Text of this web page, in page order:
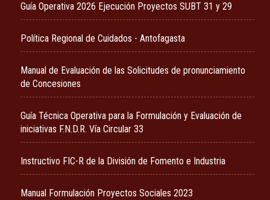
Guía Operativa 2026 Ejecución Proyectos SUBT 31 y 29
Política Regional de Cuidados - Antofagasta
Manual de Evaluación de las Solicitudes de pronunciamiento
de Concesiones
Guía Técnica Operativa para la Formulación y Evaluación de
iniciativas F.N.D.R. Vía Circular 33
Instructivo FIC-R de la División de Fomento e Industria
Manual Formulación Proyectos Sociales 2023